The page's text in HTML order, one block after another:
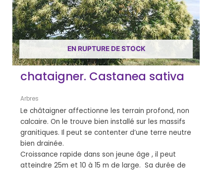
EN RUPTURE DE STOCK
chataigner. Castanea sativa
Arbres
Le châtaigner affectionne les terrain profond, non
calcaire. On le trouve bien installé sur les massifs
granitiques. Il peut se contenter d’une terre neutre
bien drainée.
Croissance rapide dans son jeune âge , il peut
atteindre 25m et 10 à 15 m de large. Sa durée de